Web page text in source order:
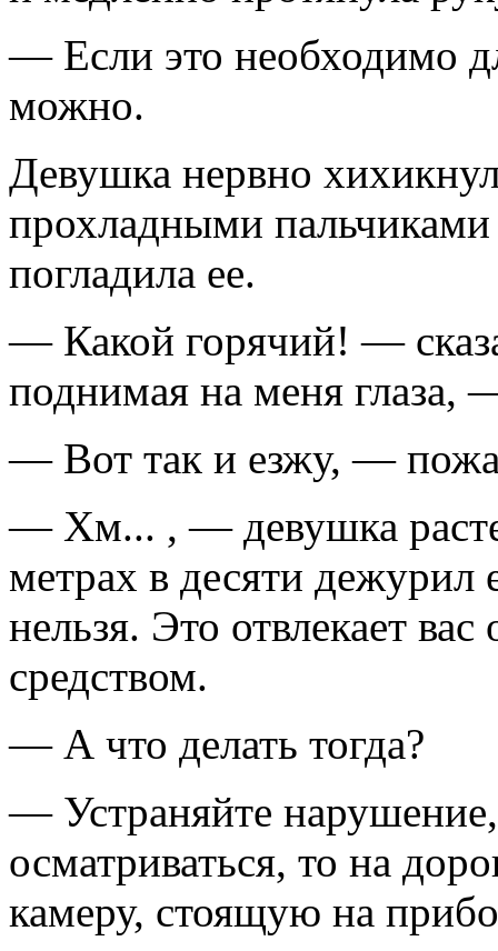
— Если это необходимо
можно.
Девушка нервно
прохладными
погладила ее.
— Какой горячий! —
поднимая на меня глаза,
— Вот так и езжу, —
— Хм... , — девушка
метрах в десяти дежурил
нельзя. Это отвлекает
средством.
— А что делать тогда?
— Устраняйте
осматриваться, то на
камеру, стоящую на